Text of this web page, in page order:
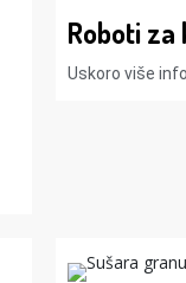
Roboti
Uskoro više